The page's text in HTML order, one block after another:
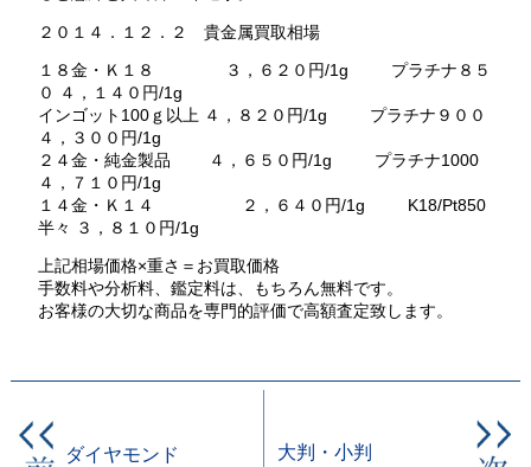
２０１４．１２．２ 貴金属買取相場
１８金・Ｋ１８ ３，６２０円/1g プラチナ８５
０ ４，１４０円/1g
インゴット100ｇ以上 ４，８２０円/1g プラチナ９００
４，３００円/1g
２４金・純金製品 ４，６５０円/1g プラチナ1000
４，７１０円/1g
１４金・Ｋ１４ ２，６４０円/1g K18/Pt850
半々 ３，８１０円/1g
上記相場価格×重さ＝お買取価格
手数料や分析料、鑑定料は、もちろん無料です。
お客様の大切な商品を専門的評価で高額査定致します。
ダイヤモンド 大判・小判